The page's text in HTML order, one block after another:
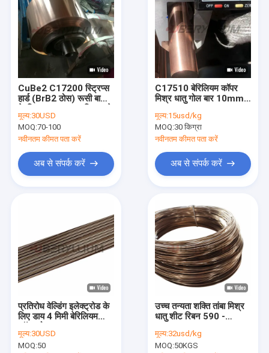
घर
उत्पादों
हमारे बारे में
कारखाना भ्रमण
CuBe2 C17200 स्ट्रिप्स
हार्ड (BrB2 ठोस) रूसी बाजार
साथ
मूल्य:30USD
MOQ:70-100
नवीनतम कीमत पता करें
अब से संपर्क करें
C17510 बेरिलियम कॉपर
मिश्र धातु गोल बार 10mm
25mm
मूल्य:15usd/kg
MOQ:30 किग्रा
नवीनतम कीमत पता करें
अब से संपर्क करें
प्रतिरोध वेल्डिंग इलेक्ट्रोड के
लिए डाय 4 मिमी बेरिलियम
मूल्य:30USD
MOQ:50
उच्च तन्यता शक्ति तांबा मिश्र
धातु शीट रिबन 590 -
मूल्य:32usd/kg
MOQ:50KGS